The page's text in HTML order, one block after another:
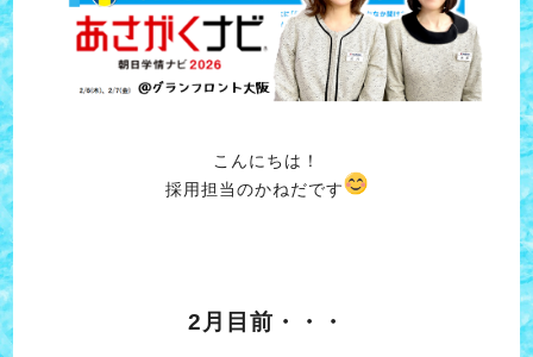
こんにちは！
採用担当のかねだです
2月目前・・・